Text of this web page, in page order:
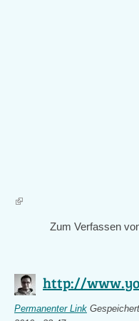
Zum Verfassen
http://
Permanenter Link